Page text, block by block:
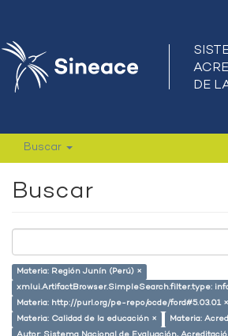
Buscar
Buscar
Materia: Región Junín (Perú) ×
xmlui.ArtifactBrowser.SimpleSearch.filter.type:
Materia: http://purl.org/pe-repo/ocde/ford#5.03.01 ×
Materia: Calidad de la educación ×
Materia: